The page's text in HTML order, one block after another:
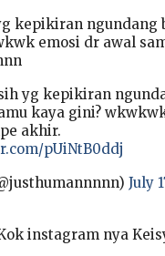
kepikiran ngundang
emosi dr awal
yg kepikiran
kaya gini?
akhir.
pUiNtB0ddj
July
instagram nya